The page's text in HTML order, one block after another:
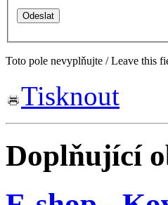
Toto pole nevyplňujte / Leave this
Tisknout
Doplňující